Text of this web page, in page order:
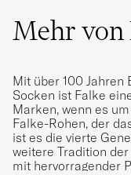
PER N
perfekte
Mehr von
Mit über 100 Jahren
Socken ist Falke
Marken, wenn es
Falke-Rohen, der
ist es die vierte
weitere Tradition
mit hervorragender